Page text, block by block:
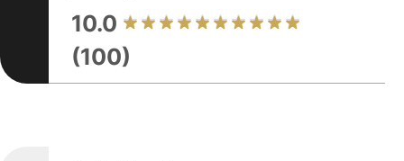
10.0
(100)